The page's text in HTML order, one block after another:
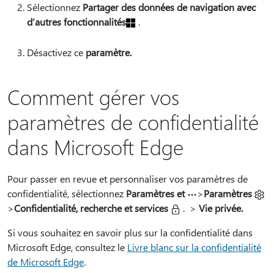
Sélectionnez Partager des données de navigation avec
d’autres fonctionnalités
.
Désactivez ce paramètre.
Comment gérer vos
paramètres de confidentialité
dans Microsoft Edge
Pour passer en revue et personnaliser vos paramètres de
confidentialité, sélectionnez Paramètres et >Paramètres
>Confidentialité, recherche et services . > Vie privée.
Si vous souhaitez en savoir plus sur la confidentialité dans
Microsoft Edge, consultez le Livre blanc sur la confidentialité
de Microsoft Edge.